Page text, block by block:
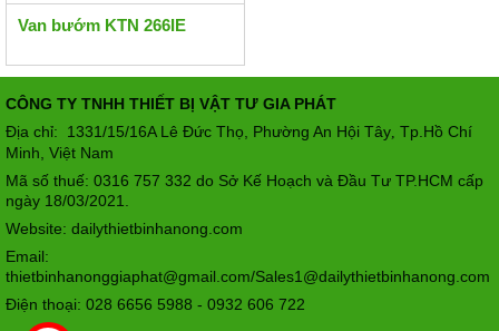
Van bướm KTN 266IE
CÔNG TY TNHH THIẾT BỊ VẬT TƯ GIA PHÁT
Địa chỉ: 1331/15/16A Lê Đức Thọ, Phường An Hội Tây Tp.Hồ Chí
Minh, Việt Nam
Mã số thuế: 0316 757 332 do Sở Kế Hoạch và Đầu Tư TP.HCM cấp
ngày 18/03/2021.
Website: dailythietbinhanong.com
Email:
thietbinhanonggiaphat@gmail.com/Sales1@dailythietbinhanong.com
Điện thoại: 028 6656 5988 - 0932 606 722